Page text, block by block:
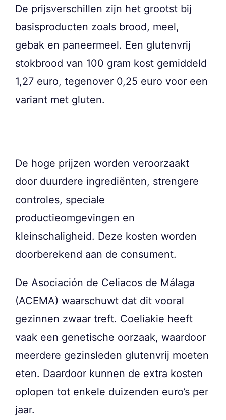
De prijsverschillen zijn het grootst bij
basisproducten zoals brood, meel,
gebak en paneermeel. Een glutenvrij
stokbrood van 100 gram kost gemiddeld
1,27 euro, tegenover 0,25 euro voor een
variant met gluten.
De hoge prijzen worden veroorzaakt
door duurdere ingrediënten, strengere
controles, speciale
productieomgevingen en
kleinschaligheid. Deze kosten worden
doorberekend aan de consument.
De Asociación de Celiacos de Málaga
(ACEMA) waarschuwt dat dit vooral
gezinnen zwaar treft. Coeliakie heeft
vaak een genetische oorzaak, waardoor
meerdere gezinsleden glutenvrij moeten
eten. Daardoor kunnen de extra kosten
oplopen tot enkele duizenden euro’s per
jaar.